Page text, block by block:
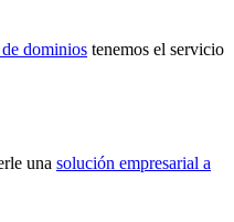
dominios tenemos el servicio
una solución empresarial a